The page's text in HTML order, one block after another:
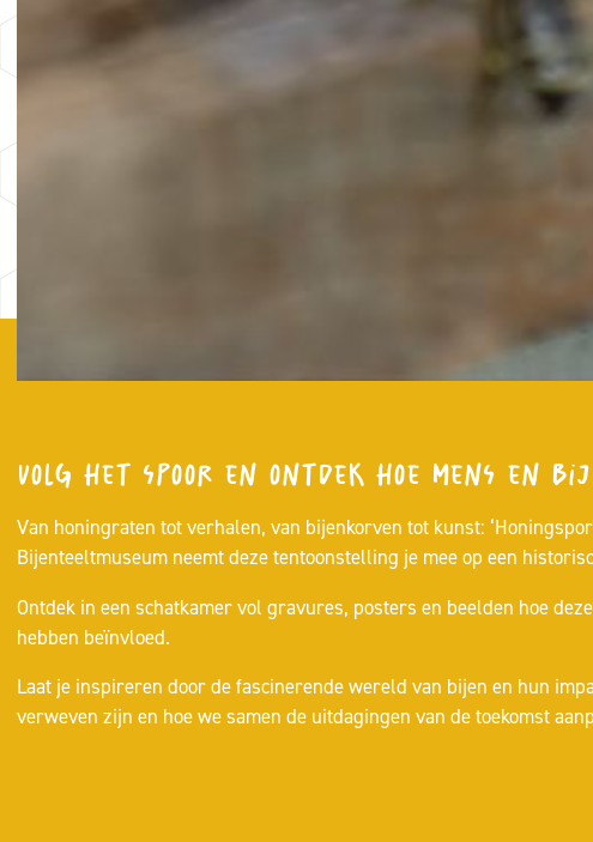
Volg het spoor en ontdek hoe mens en
Van honingraten tot verhalen, van bijenkorven tot kunst:
Bijenteeltmuseum neemt deze tentoonstelling je mee op een
Ontdek in een schatkamer vol gravures, posters en beelden hoe
hebben beïnvloed.
Laat je inspireren door de fascinerende wereld van bijen en hun
verweven zijn en hoe we samen de uitdagingen van de toekomst